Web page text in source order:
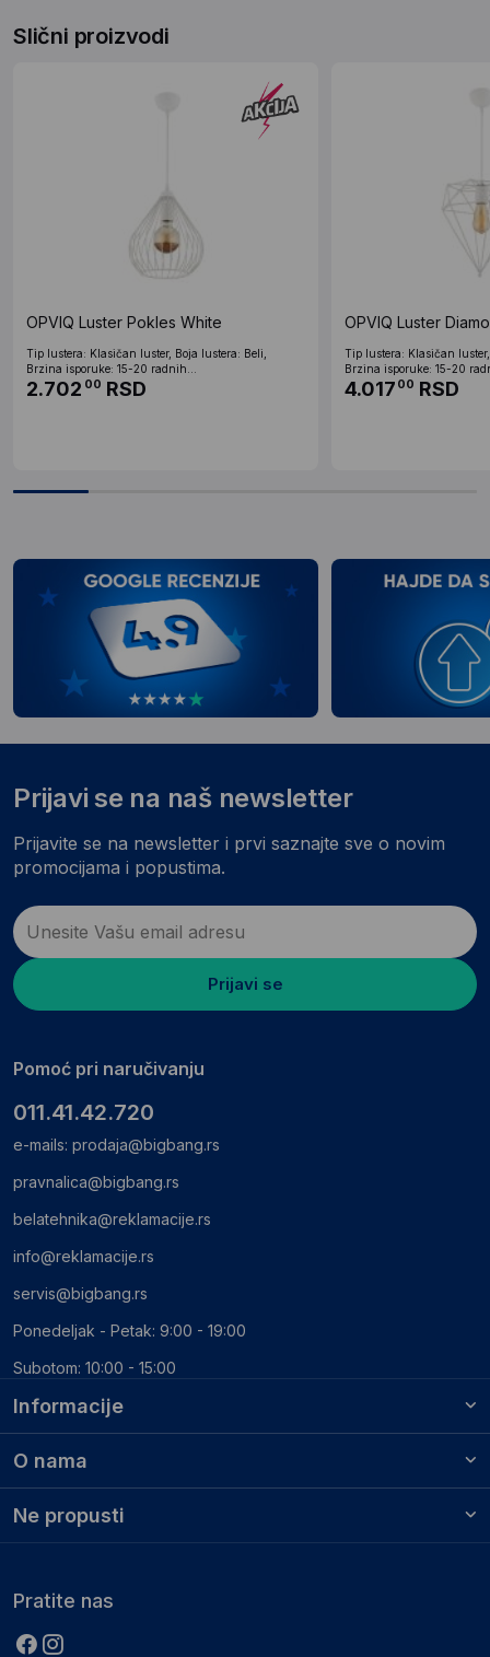
Slični proizvodi
OPVIQ Luster Pokles White
Tip lustera: Klasičan luster, Boja lustera: Beli,
Brzina isporuke: 15-20 radnih...
2.702 00 RSD
OPVIQ Luster
Tip lustera: Klasičan
Brzina isporuke: 15-20
4.017 00 RSD
Informacije
O nama
Ne propusti
Prijavi se na naš newsletter
Prijavite se na newsletter i prvi saznajte sve o novim
promocijama i popustima.
Prijavi se
Pomoć pri naručivanju
011.41.42.720
e-mails: prodaja@bigbang.rs
pravnalica@bigbang.rs
belatehnika@reklamacije.rs
info@reklamacije.rs
servis@bigbang.rs
Ponedeljak - Petak: 9:00 - 19:00
Subotom: 10:00 - 15:00
Pratite nas